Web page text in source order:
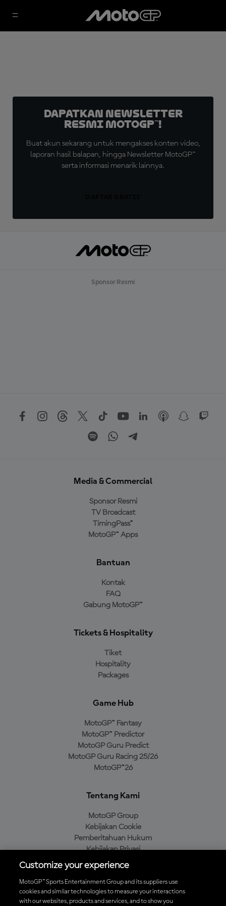
Dapatkan Newsletter
Resmi MotoGP™!
Buat akun sekarang untuk mengakses konten video,
laporan hasil balapan, hingga Newsletter MotoGP™
serta informasi menarik lainnya.
Sponsor Resmi
Media & Commercial
Sponsor Resmi
TV Broadcast
TimingPass™
MotoGP™ Apps
Bantuan
Kontak
FAQ
Gabung MotoGP™
Tickets & Hospitality
Tiket
Hospitality
Packages
Game Hub
MotoGP™ Fantasy
MotoGP™ Predictor
MotoGP Guru Predict
MotoGP Guru Racing 25/26
MotoGP™26
Tentang Kami
MotoGP Group
Kebijakan Cookie
Pemberitahuan Hukum
Kebijakan Privasi
Kebijakan Pembelian
Unduh Aplikasi Resmi MotoGP™
Customize your experience
MotoGP™ Sports Entertainment Group and its suppliers use
cookies and similar technologies to measure your interactions
with our websites, products and services, and to show you